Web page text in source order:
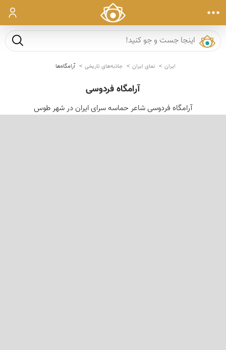
ورود
جست و
ایران نمای ایران جاذبه‌های تاریخی آرامگاه‌ها
آرامگاه فردوسی
آرامگاه فردوسی شاعر حماسه سرای ایران در شهر طوس